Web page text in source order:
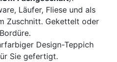
Läufer, Fliese und als
Zuschnitt. Gekettelt oder
Design-Teppich
Sie gefertigt.